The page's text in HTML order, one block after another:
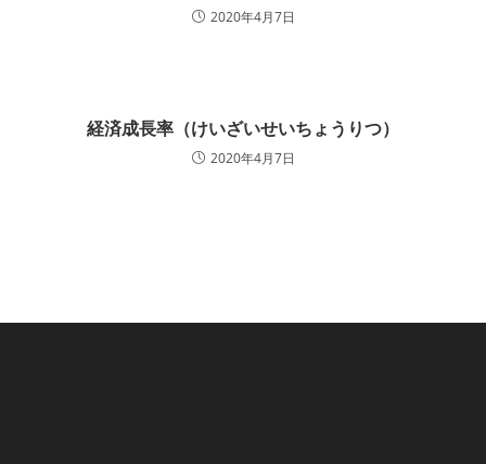
2020年4月7日
経済成長率（けいざいせいちょうりつ）
2020年4月7日